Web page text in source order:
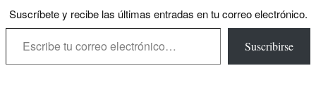
Suscríbete y recibe las últimas entradas en tu correo electrónico.
Escribe tu correo electrónico…
Suscribirse